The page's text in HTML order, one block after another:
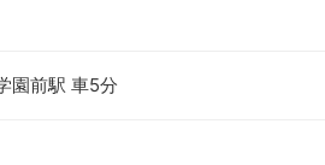
園前駅 車5分